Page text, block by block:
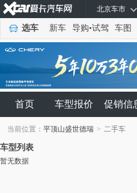
北京车市
选车 新车 导购•试驾 车图
首页 车型报价 促销信
当前位置：平顶山盛世德瑞 > 二手车
车型列表
暂无数据